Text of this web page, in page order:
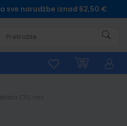
sve narudžbe iznad 62,50 €